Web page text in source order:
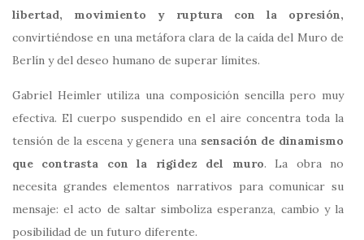
libertad, movimiento y ruptura con la opresión,
convirtiéndose en una metáfora clara de la caída del Muro de
Berlín y del deseo humano de superar límites.
Gabriel Heimler utiliza una composición sencilla pero muy
efectiva. El cuerpo suspendido en el aire concentra toda la
tensión de la escena y genera una sensación de dinamismo
que contrasta con la rigidez del muro. La obra no
necesita grandes elementos narrativos para comunicar su
mensaje: el acto de saltar simboliza esperanza, cambio y la
posibilidad de un futuro diferente.